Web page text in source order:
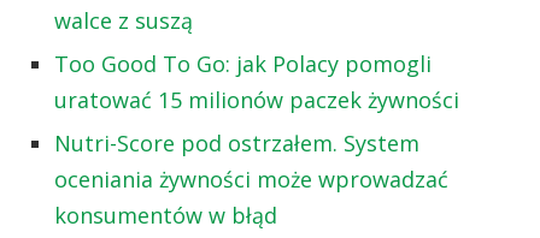
walce z suszą
Too Good To Go: jak Polacy pomogli
uratować 15 milionów paczek żywności
Nutri-Score pod ostrzałem. System
oceniania żywności może wprowadzać
konsumentów w błąd